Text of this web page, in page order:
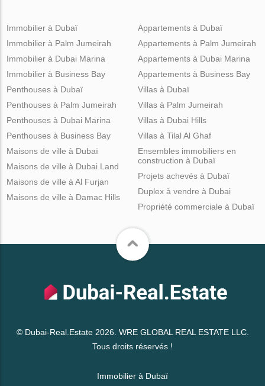
Immobilier à Dubaï
Immobilier à Palm Jumeirah
Immobilier à Dubai Marina
Immobilier à Business Bay
Appartements à Dubaï
Appartements à Palm Jumeirah
Appartements à Dubai Marina
Appartements à Business Bay
Penthouses à Dubaï
Penthouses à Palm Jumeirah
Penthouses à Dubai Marina
Penthouses à Business Bay
Villas à Dubaï
Villas à Palm Jumeirah
Villas à Dubai Hills
Villas à Tilal Al Ghaf
Maisons de ville à Dubaï
Maisons de ville à Dubai Land
Maisons de ville à Al Furjan
Maisons de ville à Damac Hills
Ensembles immobiliers en
construction à Dubaï
Projets achevés à Dubaï
Duplex à vendre à Dubai
Propriété commerciale à Dubaï
© Dubai-Real.Estate 2026. WRE GLOBAL REAL ESTATE LLC.
Tous droits réservés !
Immobilier à Dubaï